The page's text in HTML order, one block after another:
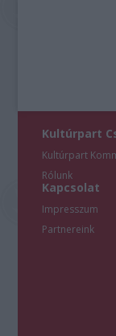
Kultúrpart
Kultúrpart
Rólunk
Kapcsolat
Impresszum
Partnereink